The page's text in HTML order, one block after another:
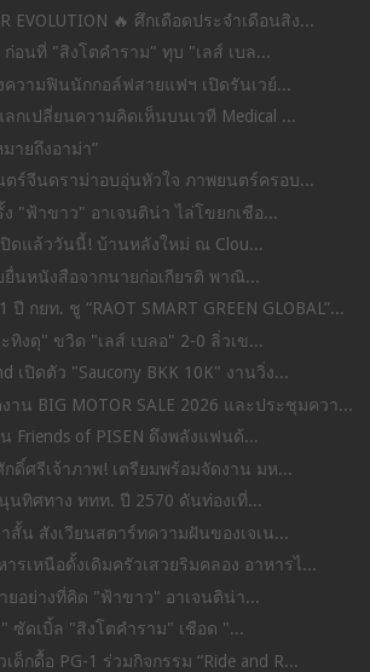
EVOLUTION 🔥 ศึกเดือดประจำเดือนสิง...
อนที่ "สิงโตคำราม" ทุบ "เลส์ เบล...
ความฟินนักกอล์ฟสายแฟฯ เปิดรันเวย์...
กเปลี่ยนความคิดเห็นบนเวที Medical ...
มายถึงอาม่า”
ตร์จีนดราม่าอบอุ่นหัวใจ ภาพยนตร์ครอบ...
"ฟ้าขาว" อาเจนติน่า ไล่โขยกเชือ...
ปิดแล้ววันนี้! บ้านหลังใหม่ ณ Clou...
นหนังสือจากนายก่อเกียรติ พาณิ...
กยท. ชู “RAOT SMART GREEN GLOBAL”...
ทิงดุ" ขวิด "เลส์ เบลอ" 2-0 ลิ่วเข...
เปิดตัว "Saucony BKK 10K" งานวิ่ง...
าน BIG MOTOR SALE 2026 และประชุมควา...
Friends of PISEN ดึงพลังแฟนด้...
กดิ์ศรีเจ้าภาพ! เตรียมพร้อมจัดงาน มห...
นทิศทาง ททท. ปี 2570 ดันท่องเที่...
สั้น สังเวียนสตาร์ทความฝันของเจเน...
รเหนือดั้งเดิมครัวเสวยริมคลอง อาหารไ...
ยอย่างที่คิด "ฟ้าขาว" อาเจนติน่า...
ซัดเบิ้ล "สิงโตคำราม" เชือด "...
ด็กดื้อ PG-1 ร่วมกิจกรรม “Ride and R...